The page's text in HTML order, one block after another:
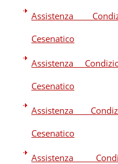
Assistenza
Cesenatico
Assistenza
Cesenatico
Assistenza
Cesenatico
Assistenza